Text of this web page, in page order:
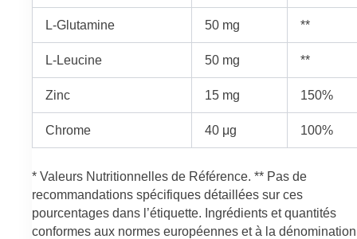
L-Glutamine 50 mg **
L-Leucine 50 mg **
Zinc 15 mg 150%
Chrome 40 μg 100%
* Valeurs Nutritionnelles de Référence. ** Pas de
recommandations spécifiques détaillées sur ces
pourcentages dans l’étiquette. Ingrédients et quantités
conformes aux normes européennes et à la dénomination